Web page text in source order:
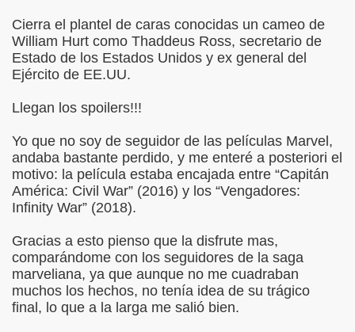
Cierra el plantel de caras conocidas un cameo de
William Hurt como Thaddeus Ross, secretario de
Estado de los Estados Unidos y ex general del
Ejército de EE.UU.
Llegan los spoilers!!!
Yo que no soy de seguidor de las películas Marvel,
andaba bastante perdido, y me enteré a posteriori el
motivo: la película estaba encajada entre “Capitán
América: Civil War” (2016) y los “Vengadores:
Infinity War” (2018).
Gracias a esto pienso que la disfrute mas,
comparándome con los seguidores de la saga
marveliana, ya que aunque no me cuadraban
muchos los hechos, no tenía idea de su trágico
final, lo que a la larga me salió bien.